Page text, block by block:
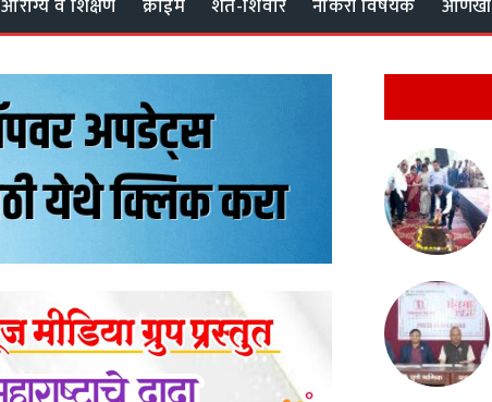
आरोग्य व शिक्षण क्राईम शेत-शिवार नोकरी विषयक आणखी